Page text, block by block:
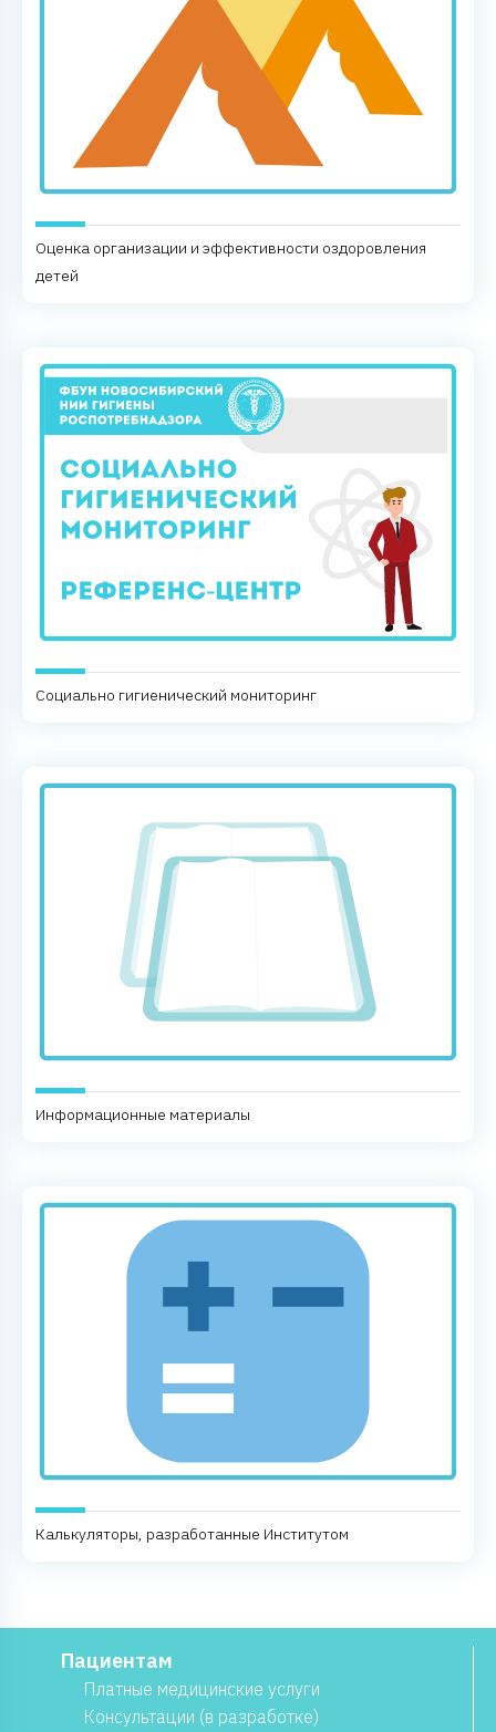
Оценка организации и эффективности оздоровления
детей
Социально гигиенический мониторинг
Информационные материалы
Калькуляторы, разработанные Институтом
Пациентам
Платные медицинские услуги
Консультации (в разработке)